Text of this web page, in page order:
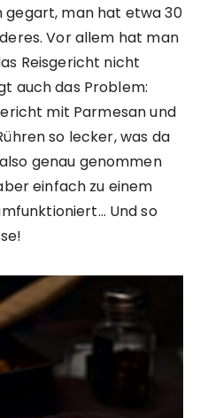
man hat etwa 30
Vor allem hat man
Reisgericht nicht
auch das Problem:
mit Parmesan und
so lecker, was da
genau genommen
einfach zu einem
Und so